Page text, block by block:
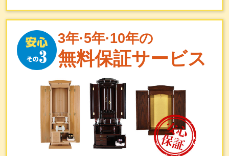
3年·5年·10年の
無料保証サービス